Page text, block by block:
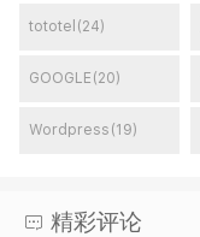
tototel(24)
GOOGLE(20)
Wordpress(19)
精彩评论